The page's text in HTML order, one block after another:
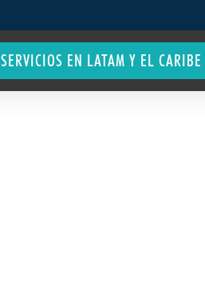
SERVICIOS EN LATAM Y EL CARIBE